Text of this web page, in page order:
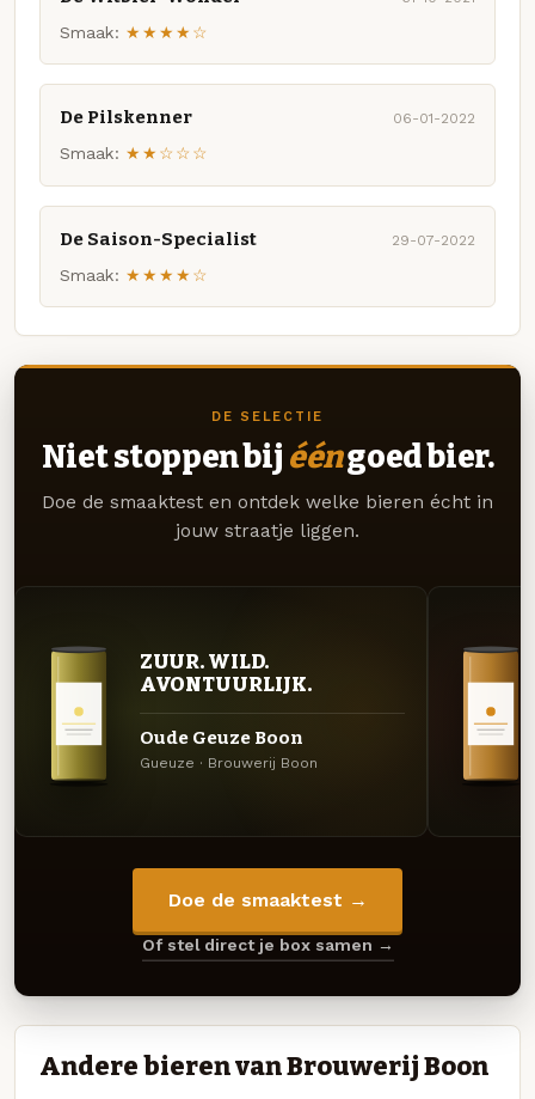
Smaak: ★★★★☆
De Pilskenner 06-01-2022
Smaak: ★★☆☆☆
De Saison-Specialist 29-07-2022
Smaak: ★★★★☆
DE SELECTIE
Niet stoppen bij ééngoed bier.
Doe de smaaktest en ontdek welke bieren écht in
jouw straatje liggen.
ZUUR. WILD.
AVONTUURLIJK.
Oude Geuze Boon
Gueuze · Brouwerij Boon
Doe de smaaktest →
Of stel direct je box samen →
Andere bieren van Brouwerij Boon